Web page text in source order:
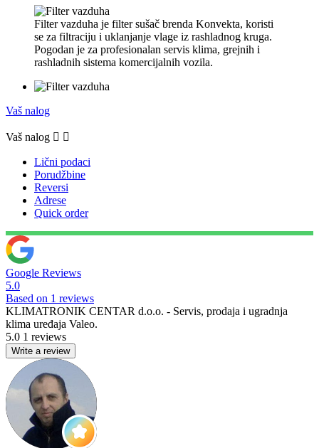
Filter vazduha je filter sušač brenda Konvekta, koristi
se za filtraciju i uklanjanje vlage iz rashladnog kruga.
Pogodan je za profesionalan servis klima, grejnih i
rashladnih sistema komercijalnih vozila.
Vaš nalog
Vaš nalog  
Lični podaci
Porudžbine
Reversi
Adrese
Quick order
Google Reviews
5.0
Based on 1 reviews
KLIMATRONIK CENTAR d.o.o. - Servis, prodaja i ugradnja
klima uređaja Valeo.
5.0 1 reviews
Write a review